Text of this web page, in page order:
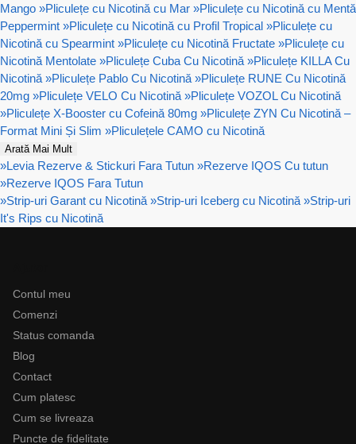
Mango »Pliculețe cu Nicotină cu Mar »Pliculețe cu Nicotină cu Mentă
Peppermint »Pliculețe cu Nicotină cu Profil Tropical »Pliculețe cu
Nicotină cu Spearmint »Pliculețe cu Nicotină Fructate »Pliculețe cu
Nicotină Mentolate »Pliculețe Cuba Cu Nicotină »Pliculețe KILLA Cu
Nicotină »Pliculețe Pablo Cu Nicotină »Pliculețe RUNE Cu Nicotină
20mg »Pliculețe VELO Cu Nicotină »Pliculețe VOZOL Cu Nicotină
»Pliculețe X-Booster cu Cofeină 80mg »Pliculețe ZYN Cu Nicotină –
Format Mini Și Slim »Pliculețele CAMO cu Nicotină
Arată Mai Mult
»Levia Rezerve & Stickuri Fara Tutun »Rezerve IQOS Cu tutun
»Rezerve IQOS Fara Tutun
»Strip-uri Garant cu Nicotină »Strip-uri Iceberg cu Nicotină »Strip-uri
It's Rips cu Nicotină
Contul meu
Comenzi
Status comanda
Blog
Contact
Cum platesc
Cum se livreaza
Puncte de fidelitate